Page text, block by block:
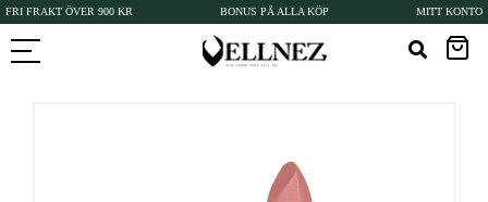
FRI FRAKT ÖVER 900 KR BONUS PÅ ALLA KÖP MITT KONTO